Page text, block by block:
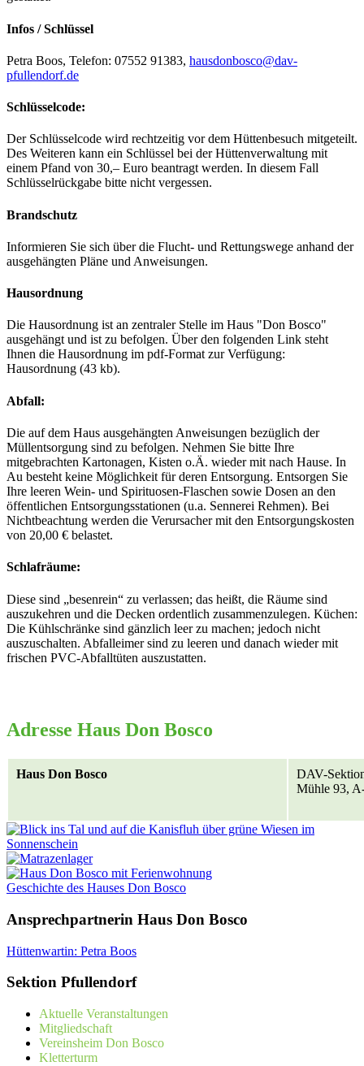
Infos / Schlüssel
Petra Boos, Telefon: 07552 91383, hausdonbosco@dav-
pfullendorf.de
Schlüsselcode:
Der Schlüsselcode wird rechtzeitig vor dem Hüttenbesuch mitgeteilt.
Des Weiteren kann ein Schlüssel bei der Hüttenverwaltung mit
einem Pfand von 30,– Euro beantragt werden. In diesem Fall
Schlüsselrückgabe bitte nicht vergessen.
Brandschutz
Informieren Sie sich über die Flucht- und Rettungswege anhand der
ausgehängten Pläne und Anweisungen.
Hausordnung
Die Hausordnung ist an zentraler Stelle im Haus "Don Bosco"
ausgehängt und ist zu befolgen. Über den folgenden Link steht
Ihnen die Hausordnung im pdf-Format zur Verfügung:
Hausordnung (43 kb).
Abfall:
Die auf dem Haus ausgehängten Anweisungen bezüglich der
Müllentsorgung sind zu befolgen. Nehmen Sie bitte Ihre
mitgebrachten Kartonagen, Kisten o.Ä. wieder mit nach Hause. In
Au besteht keine Möglichkeit für deren Entsorgung. Entsorgen Sie
Ihre leeren Wein- und Spirituosen-Flaschen sowie Dosen an den
öffentlichen Entsorgungsstationen (u.a. Sennerei Rehmen). Bei
Nichtbeachtung werden die Verursacher mit den Entsorgungskosten
von 20,00 € belastet.
Schlafräume:
Diese sind „besenrein“ zu verlassen; das heißt, die Räume sind
auszukehren und die Decken ordentlich zusammenzulegen. Küchen:
Die Kühlschränke sind gänzlich leer zu machen; jedoch nicht
auszuschalten. Abfalleimer sind zu leeren und danach wieder mit
frischen PVC-Abfalltüten auszustatten.
Adresse Haus Don Bosco
Haus Don Bosco
DAV-
Mühle 93,
Geschichte des Hauses Don Bosco
Ansprechpartnerin Haus Don Bosco
Hüttenwartin: Petra Boos
Sektion Pfullendorf
Aktuelle Veranstaltungen
Mitgliedschaft
Vereinsheim Don Bosco
Kletterturm